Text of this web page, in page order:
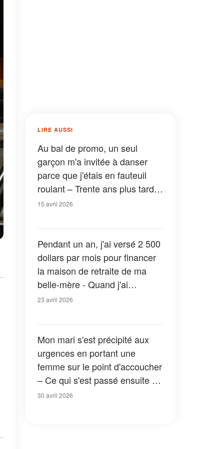
LIRE AUSSI
Au bal de promo, un seul
garçon m'a invitée à danser
parce que j'étais en fauteuil
roulant – Trente ans plus tard,
je l'ai revu et c'est lui qui avait
15 avril 2026
Pendant un an, j'ai versé 2 500
dollars par mois pour financer
la maison de retraite de ma
belle-mère - Quand j'ai
découvert ce qu'elle faisait
23 avril 2026
Mon mari s'est précipité aux
urgences en portant une
femme sur le point d'accoucher
– Ce qui s'est passé ensuite a
changé notre famille à jamais
30 avril 2026